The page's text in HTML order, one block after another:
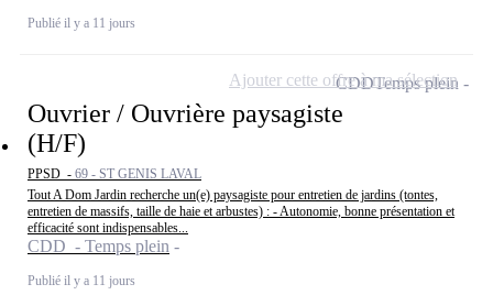
Publié il y a 11 jours
Ouvrier / Ouvrière paysagiste
(H/F)
PPSD - 69 - ST GENIS LAVAL
Tout A Dom Jardin recherche un(e) paysagiste pour entretien de jardins (tontes,
entretien de massifs, taille de haie et arbustes) : - Autonomie, bonne présentation et
efficacité sont indispensables...
CDD - Temps plein
Publié il y a 11 jours
CDDTemps plein
Ajouter cette offre à ma sélection